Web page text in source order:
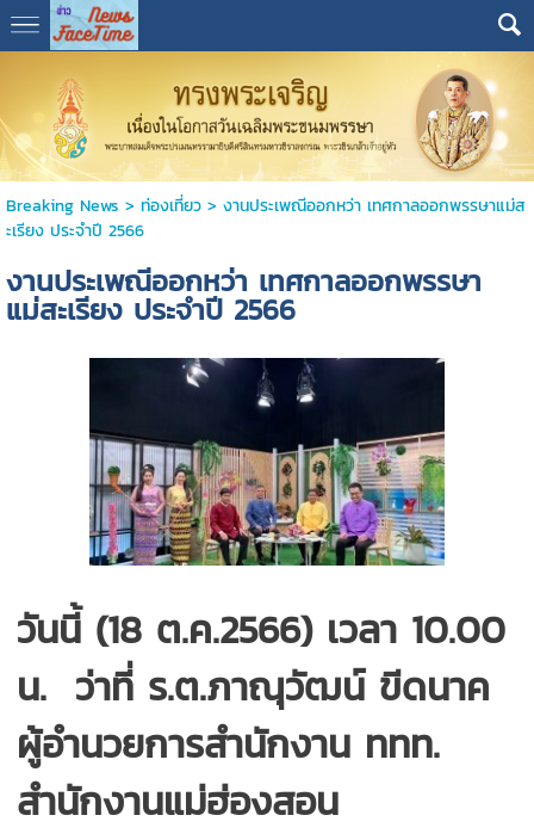
Breaking News > ท่องเที่ยว> งานประเพณีออกหว่า เทศกาลออกพรรษาแม่ส
ะเรียง ประจำปี 2566
งานประเพณีออกหว่า เทศกาลออกพรรษา
แม่สะเรียง ประจำปี 2566
วันนี้ (18 ต.ค.2566) เวลา 10.00
น. ว่าที่ ร.ต.ภาณุวัฒน์ ขีดนาค
ผู้อำนวยการสำนักงาน ททท.
สำนักงานแม่ฮ่องสอน